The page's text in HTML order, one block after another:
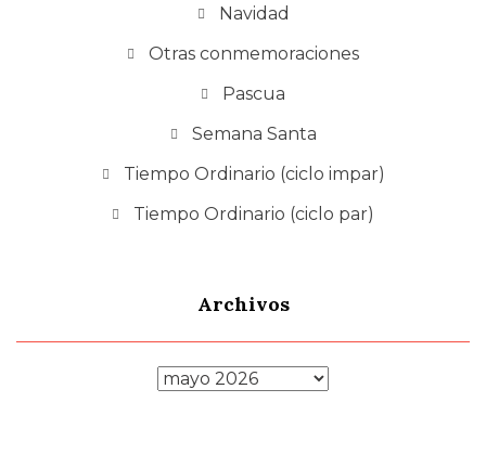
Navidad
Otras conmemoraciones
Pascua
Semana Santa
Tiempo Ordinario (ciclo impar)
Tiempo Ordinario (ciclo par)
Archivos
Archivos